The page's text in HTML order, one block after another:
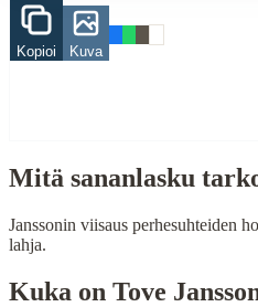
perhe
tuulettaa
Learning Finnish language
Finding quotes for speeches
Cultural Context
Kopioi Kuva
Mitä sananlasku
Janssonin viisaus perhesuhteiden
lahja.
Kuka on Tove